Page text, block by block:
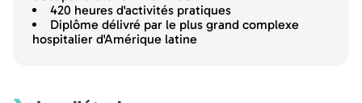
420 heures d'activités pratiques
Diplôme délivré par le plus grand complexe
hospitalier d'Amérique latine